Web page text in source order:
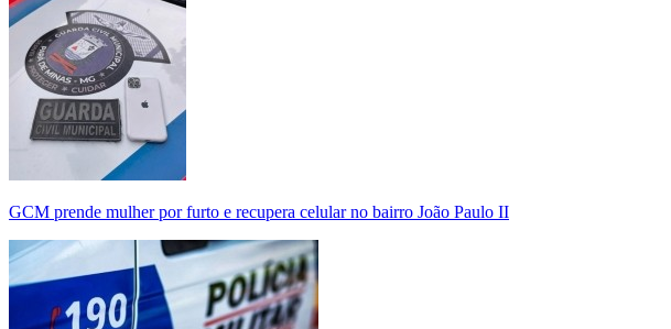
GCM prende mulher por furto e recupera celular no bairro João Paulo II